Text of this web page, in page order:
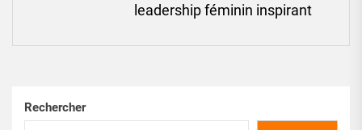
leadership féminin inspirant
Rechercher